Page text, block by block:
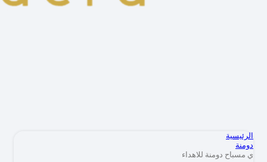
الرئيسية
دومنة
ي مسباح دومنة للاهداء